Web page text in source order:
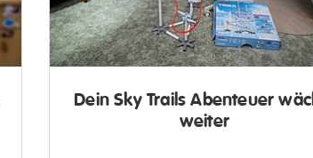
Dein Sky Trails Abenteuer
weiter